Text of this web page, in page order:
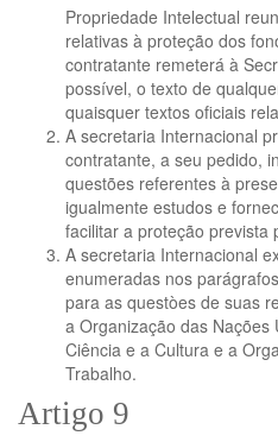
Propriedade Intelectual
relativas à proteção dos
contratante remeterá à
possível, o texto de
quaisquer textos oficiais
A secretaria Internacional
contratante, a seu pedido,
questões referentes à
igualmente estudos e
facilitar a proteção prevista
A secretaria Internacional
enumeradas nos
para as questòes de suas
a Organização das
Ciência e a Cultura e a
Trabalho.
Artigo 9